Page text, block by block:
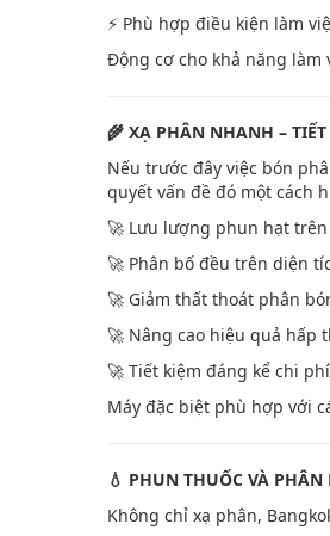
⚡ Phù hợp điều kiện làm
Động cơ cho khả năng
🌾 XẠ PHÂN NHANH –
Nếu trước đây việc bón
quyết vấn đề đó một cách
🚀 Lưu lượng phun hạt
🚀 Phân bố đều trên diện
🚀 Giảm thất thoát phân
🚀 Nâng cao hiệu quả hấp
🚀 Tiết kiệm đáng kể chi
Máy đặc biệt phù hợp với
💧 PHUN THUỐC VÀ
Không chỉ xạ phân,